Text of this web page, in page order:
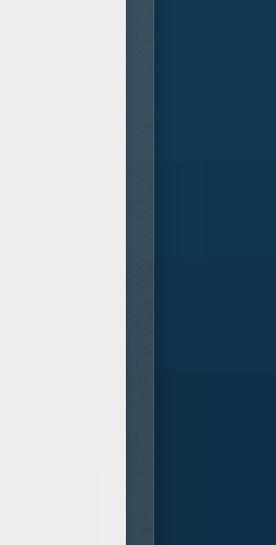
chez Pororo.
Crong
belle barrette
qu'ils ont